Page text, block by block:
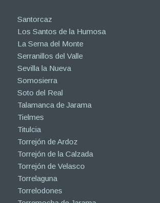
Santorcaz
Los Santos de la Humosa
La Serna del Monte
Serranillos del Valle
Sevilla la Nueva
Somosierra
Soto del Real
Talamanca de Jarama
Tielmes
Titulcia
Torrejón de Ardoz
Torrejón de la Calzada
Torrejón de Velasco
Torrelaguna
Torrelodones